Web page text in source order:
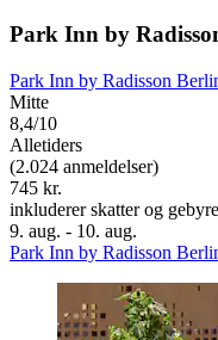
Park Inn by
Park Inn by Radisson
Mitte
8,4/10
Alletiders
(2.024 anmeldelser)
745 kr.
inkluderer skatter og
9. aug. - 10. aug.
Park Inn by Radisson